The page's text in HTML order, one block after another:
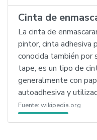
Cinta de
La cinta de
pintor, cinta adhesiva
conocida también por
tape, es un tipo de
generalmente con
autoadhesiva y
Fuente: wikipedia.org